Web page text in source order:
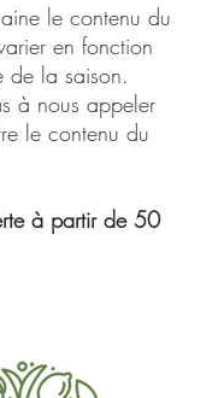
le contenu du
en fonction
de la saison.
à nous appeler
le contenu du
à partir de 50